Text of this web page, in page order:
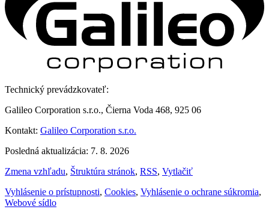
Technický prevádzkovateľ:
Galileo Corporation s.r.o., Čierna Voda 468, 925 06
Kontakt: Galileo Corporation s.r.o.
Posledná aktualizácia: 7. 8. 2026
Zmena vzhľadu, Štruktúra stránok, RSS, Vytlačiť
Vyhlásenie o prístupnosti, Cookies, Vyhlásenie o ochrane súkromia,
Webové sídlo